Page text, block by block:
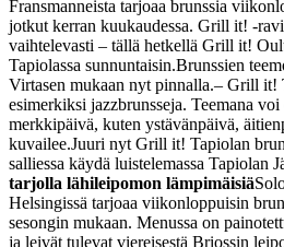
Fransmanneista tarjoaa brunssia
jotkut kerran kuukaudessa. Grill it! -
vaihtelevasti – tällä hetkellä Grill it!
Tapiolassa sunnuntaisin.Brunssien
Virtasen mukaan nyt pinnalla.– Grill it!
esimerkiksi jazzbrunsseja. Teemana
merkkipäivä, kuten ystävänpäivä,
kuvailee.Juuri nyt Grill it! Tapiolan
salliessa käydä luistelemassa Tapiolan
tarjolla lähileipomon lämpimäisiä
Helsingissä tarjoaa viikonloppuisin
sesongin mukaan. Menussa on
ja leivät tulevat viereisestä Briossin